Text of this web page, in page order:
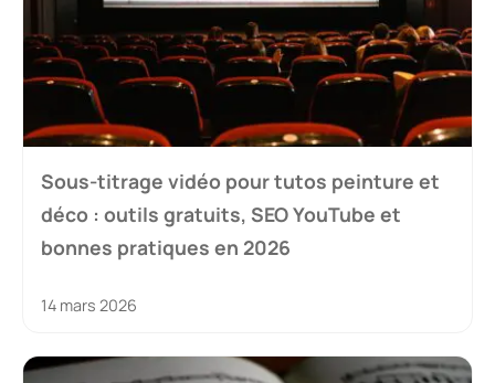
Sous-titrage vidéo pour tutos peinture et
déco : outils gratuits, SEO YouTube et
bonnes pratiques en 2026
14 mars 2026